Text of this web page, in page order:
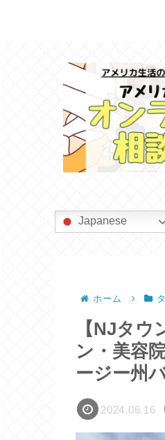
Japanese
ホーム
【NJタ
ン・美容
ージー州
2024.06.16